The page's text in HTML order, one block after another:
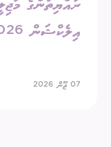
ރައްޔިތުންގެ
އިލެކްޝަން 2026 ގެ ރަސްމީ ނަތީޖާ
07 ޖޫން 2026